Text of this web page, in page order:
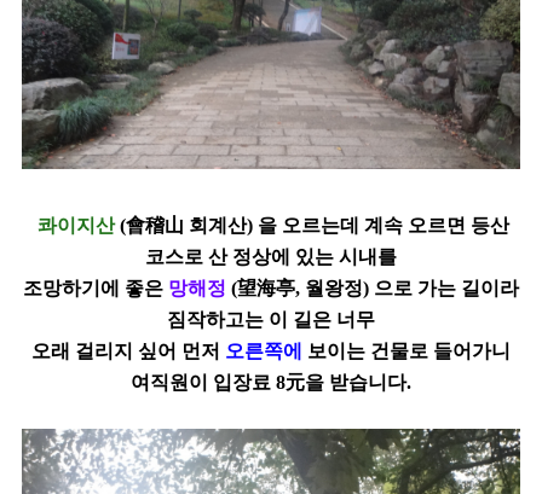
콰이지산(會稽山 회계산) 을 오르는데 계속 오르면 등산
코스로 산 정상에 있는 시내를
조망하기에 좋은 망해정 (望海亭, 월왕정) 으로 가는 길이라
짐작하고는 이 길은 너무
오래 걸리지 싶어 먼저 오른쪽에 보이는 건물로 들어가니
여직원이 입장료 8元을 받습니다.